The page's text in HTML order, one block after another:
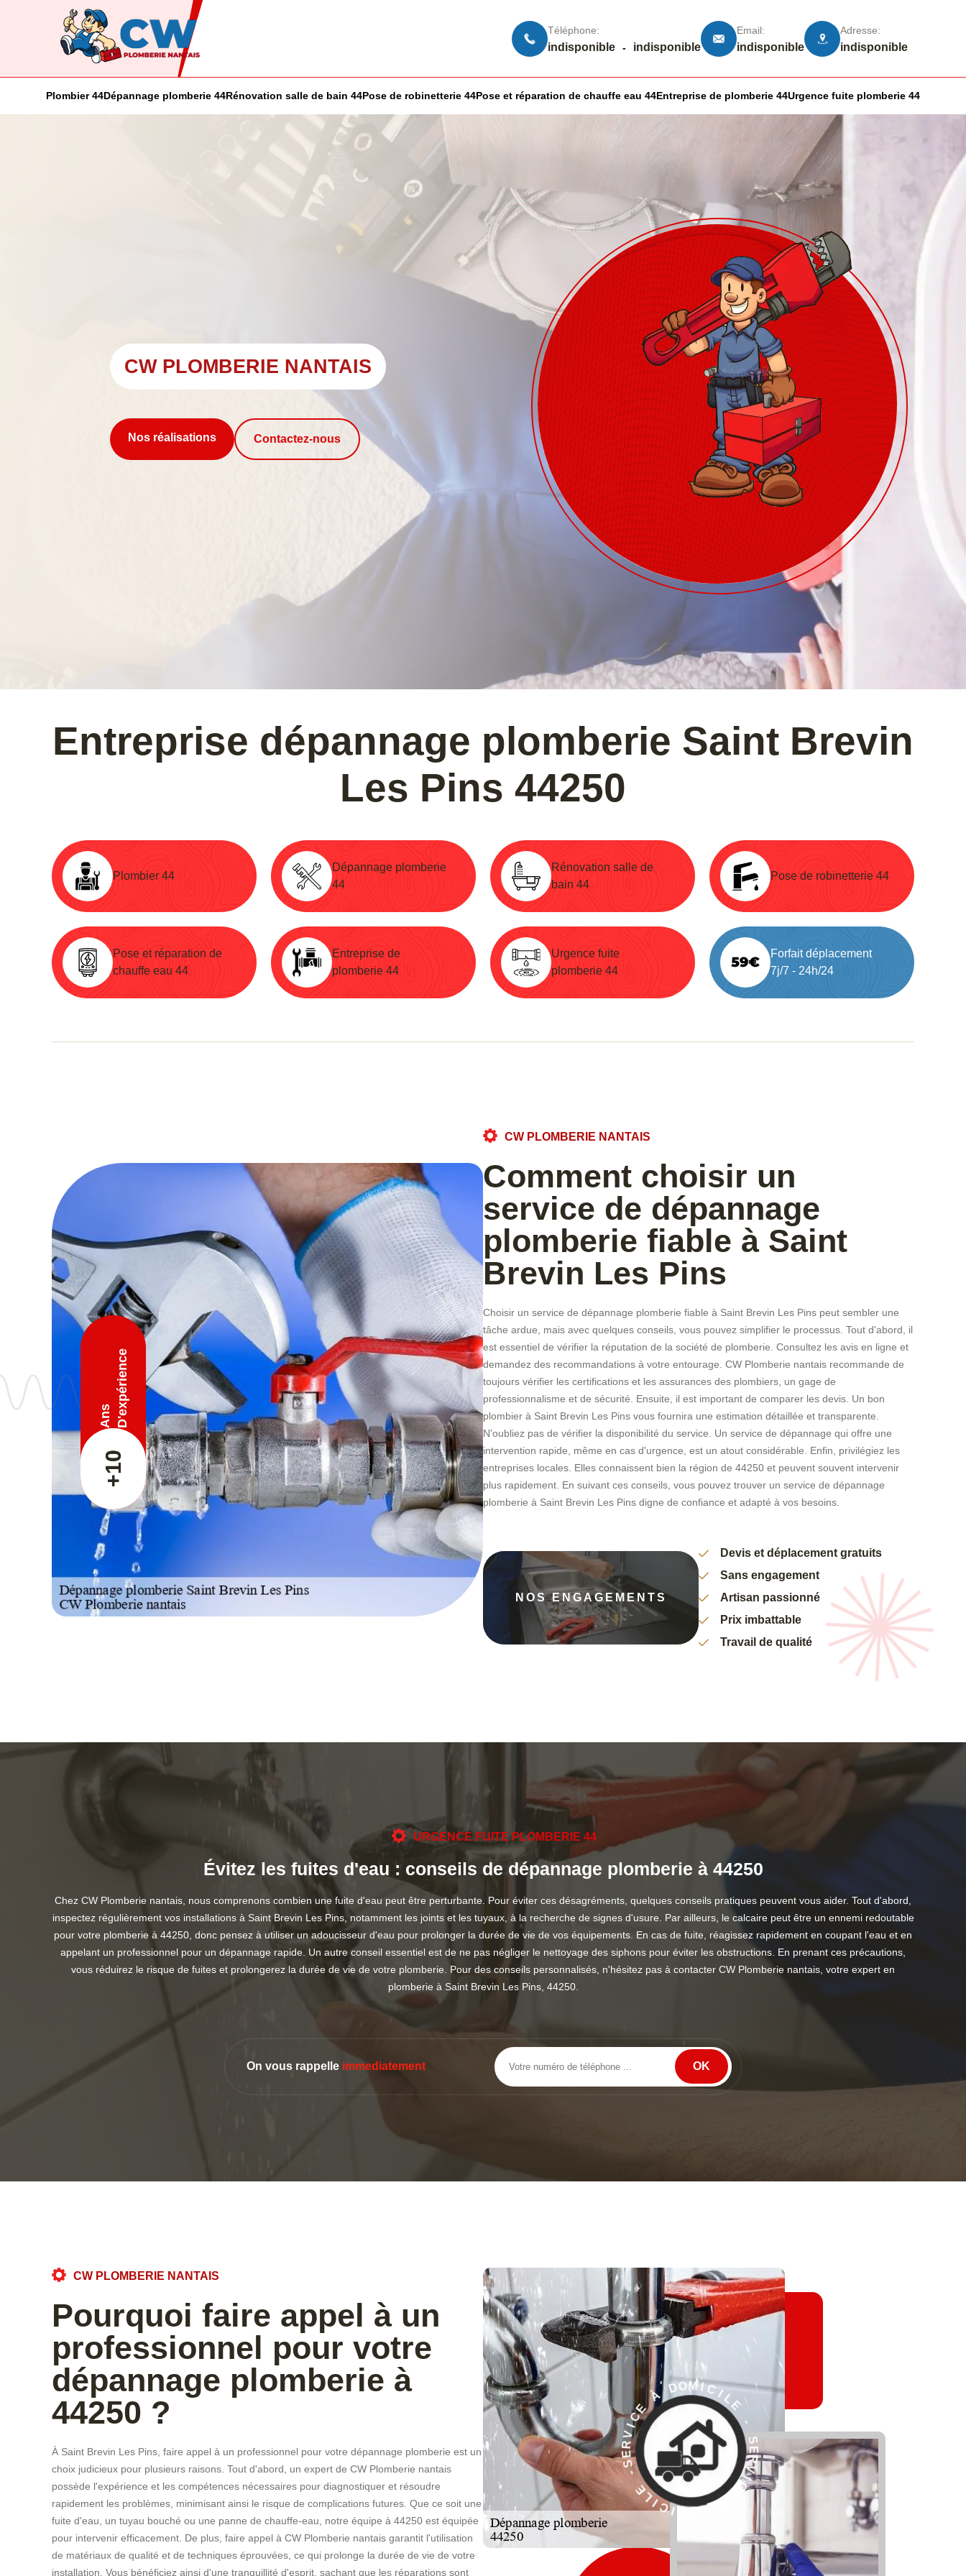
Téléphone:
indisponible - indisponible
Email:
indisponible
Adresse:
indisponible
Plombier 44Dépannage plomberie 44Rénovation salle de bain 44Pose de robinetterie 44Pose et réparation de chauffe eau 44Entreprise de plomberie 44Urgence fuite plomberie 44
CW PLOMBERIE NANTAIS
Nos réalisations Contactez-nous
Entreprise dépannage plomberie Saint Brevin
Les Pins 44250
Plombier 44
Dépannage plomberie
44
Rénovation salle de
bain 44
Pose de robinetterie 44
Pose et réparation de
chauffe eau 44
Entreprise de
plomberie 44
Urgence fuite
plomberie 44
Forfait déplacement
7j/7 - 24h/24
+10
Ans D'expérience
CW PLOMBERIE NANTAIS
Comment choisir un
service de dépannage
plomberie fiable à Saint
Brevin Les Pins
Choisir un service de dépannage plomberie fiable à Saint Brevin Les Pins peut sembler une
tâche ardue, mais avec quelques conseils, vous pouvez simplifier le processus. Tout d'abord, il
est essentiel de vérifier la réputation de la société de plomberie. Consultez les avis en ligne et
demandez des recommandations à votre entourage. CW Plomberie nantais recommande de
toujours vérifier les certifications et les assurances des plombiers, un gage de
professionnalisme et de sécurité. Ensuite, il est important de comparer les devis. Un bon
plombier à Saint Brevin Les Pins vous fournira une estimation détaillée et transparente.
N'oubliez pas de vérifier la disponibilité du service. Un service de dépannage qui offre une
intervention rapide, même en cas d'urgence, est un atout considérable. Enfin, privilégiez les
entreprises locales. Elles connaissent bien la région de 44250 et peuvent souvent intervenir
plus rapidement. En suivant ces conseils, vous pouvez trouver un service de dépannage
plomberie à Saint Brevin Les Pins digne de confiance et adapté à vos besoins.
NOS ENGAGEMENTS
Devis et déplacement gratuits
Sans engagement
Artisan passionné
Prix imbattable
Travail de qualité
URGENCE FUITE PLOMBERIE 44
Évitez les fuites d'eau : conseils de dépannage plomberie à 44250
Chez CW Plomberie nantais, nous comprenons combien une fuite d'eau peut être perturbante. Pour éviter ces désagréments, quelques conseils pratiques peuvent vous aider. Tout d'abord,
inspectez régulièrement vos installations à Saint Brevin Les Pins, notamment les joints et les tuyaux, à la recherche de signes d'usure. Par ailleurs, le calcaire peut être un ennemi redoutable
pour votre plomberie à 44250, donc pensez à utiliser un adoucisseur d'eau pour prolonger la durée de vie de vos équipements. En cas de fuite, réagissez rapidement en coupant l'eau et en
appelant un professionnel pour un dépannage rapide. Un autre conseil essentiel est de ne pas négliger le nettoyage des siphons pour éviter les obstructions. En prenant ces précautions,
vous réduirez le risque de fuites et prolongerez la durée de vie de votre plomberie. Pour des conseils personnalisés, n'hésitez pas à contacter CW Plomberie nantais, votre expert en
plomberie à Saint Brevin Les Pins, 44250.
On vous rappelle immediatement
CW PLOMBERIE NANTAIS
Pourquoi faire appel à un
professionnel pour votre
dépannage plomberie à
44250 ?
À Saint Brevin Les Pins, faire appel à un professionnel pour votre dépannage plomberie est un
choix judicieux pour plusieurs raisons. Tout d'abord, un expert de CW Plomberie nantais
possède l'expérience et les compétences nécessaires pour diagnostiquer et résoudre
rapidement les problèmes, minimisant ainsi le risque de complications futures. Que ce soit une
fuite d'eau, un tuyau bouché ou une panne de chauffe-eau, notre équipe à 44250 est équipée
pour intervenir efficacement. De plus, faire appel à CW Plomberie nantais garantit l'utilisation
de matériaux de qualité et de techniques éprouvées, ce qui prolonge la durée de vie de votre
installation. Vous bénéficiez ainsi d'une tranquillité d'esprit, sachant que les réparations sont
S
E
R
V
I
C
E
À
D
O
M
ICILE - SER
V
C
E
À
D
O
M
I
C
L